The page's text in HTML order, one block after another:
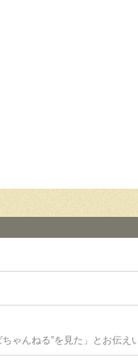
ゃんねる”を見た」とお伝え